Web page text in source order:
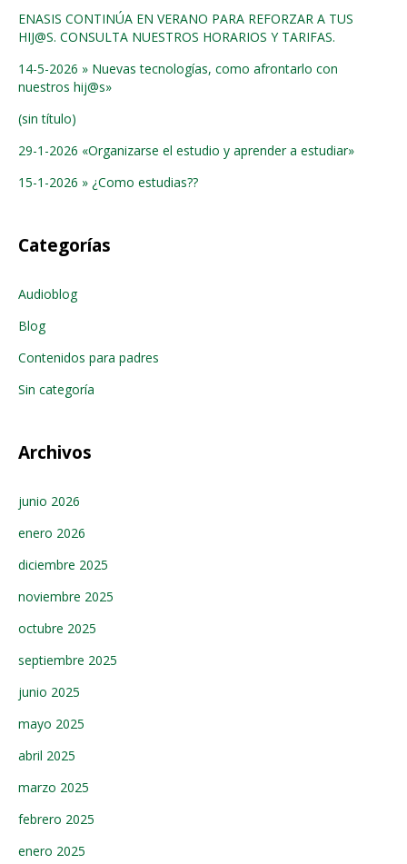
ENASIS CONTINÚA EN VERANO PARA REFORZAR A TUS
HIJ@S. CONSULTA NUESTROS HORARIOS Y TARIFAS.
14-5-2026 » Nuevas tecnologías, como afrontarlo con
nuestros hij@s»
(sin título)
29-1-2026 «Organizarse el estudio y aprender a estudiar»
15-1-2026 » ¿Como estudias??
Categorías
Audioblog
Blog
Contenidos para padres
Sin categoría
Archivos
junio 2026
enero 2026
diciembre 2025
noviembre 2025
octubre 2025
septiembre 2025
junio 2025
mayo 2025
abril 2025
marzo 2025
febrero 2025
enero 2025